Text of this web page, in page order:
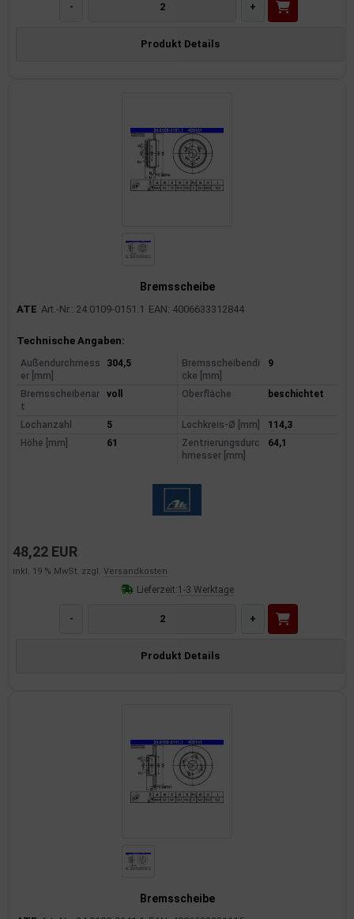
- +
Produkt Details
Bremsscheibe
ATE Art.-Nr.: 24.0109-0151.1 EAN: 4006633312844
Produktinformationen
Technische Angaben:
Außendurchmess
er [mm]
304,5
Bremsscheibendi
cke [mm]
9
Bremsscheibenar
t
voll Oberfläche beschichtet
Lochanzahl 5 Lochkreis-Ø [mm]
114,3
Höhe [mm]
61
Zentrierungsdurc
hmesser [mm]
64,1
48,22 EUR
inkl. 19 % MwSt. zzgl. Versandkosten
Lieferzeit:1-3 Werktage
- +
Produkt Details
Bremsscheibe